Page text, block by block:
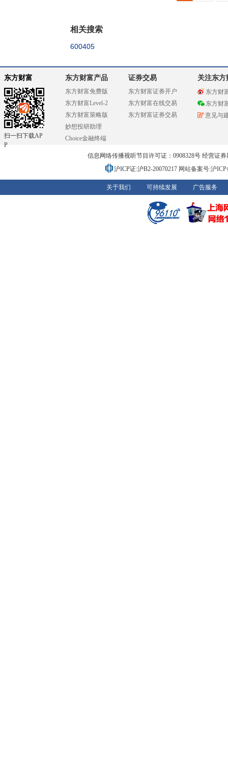
相关搜索
600405
东方财富
扫一扫下载AP
P
东方财富产品
东方财富免费版
东方财富Level-2
东方财富策略版
妙想投研助理
Choice金融终端
证券交易
东方财富证券开户
东方财富在线交易
东方财富证券交易
关注东方
东方财
东方财
意见与
信息网络传播视听节目许可证：0908328号 经营证
沪ICP证:沪B2-20070217 网站备案号:沪
关于我们 可持续发展 广告服务